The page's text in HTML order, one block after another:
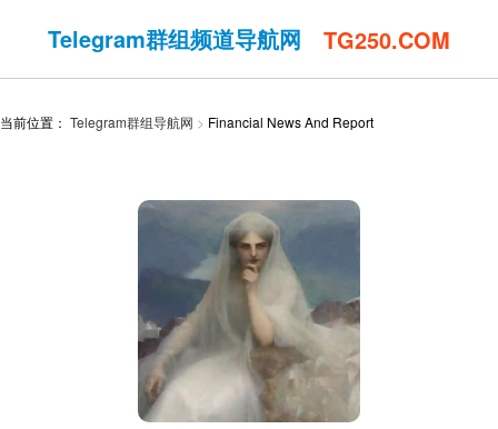
Telegram群组频道导航网 TG250.COM
当前位置： Telegram群组导航网 Financial News And Report